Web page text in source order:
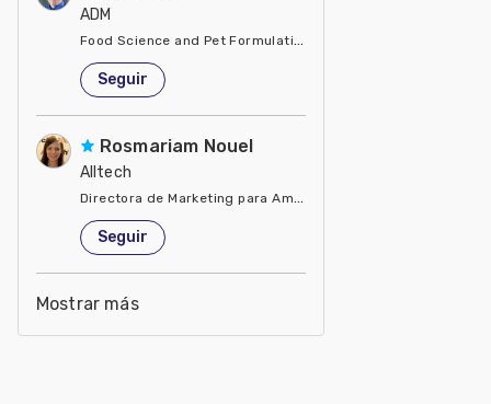
ADM
Food Science and Pet Formulation
Estados Unidos de América
Seguir
Rosmariam Nouel
Alltech
Directora de Marketing para América Latina
Estados Unidos de América
Seguir
Mostrar más